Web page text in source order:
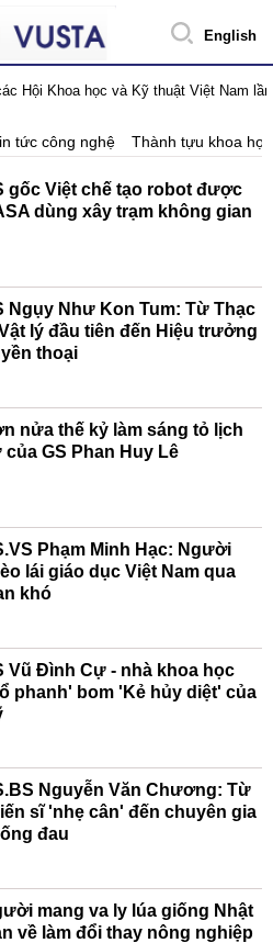
English
Hội Khoa học và Kỹ thuật Việt Nam
tức công nghệ Thành tựu khoa học
gốc Việt chế tạo robot được
dùng xây trạm không gian
Ngụy Như Kon Tum: Từ Thạc
lý đầu tiên đến Hiệu trưởng
thoại
nửa thế kỷ làm sáng tỏ lịch
của GS Phan Huy Lê
Phạm Minh Hạc: Người
lái giáo dục Việt Nam qua
khó
Vũ Đình Cự - nhà khoa học
phanh' bom 'Kẻ hủy diệt' của
Nguyễn Văn Chương: Từ
sĩ 'nhẹ cân' đến chuyên gia
đau
mang va ly lúa giống Nhật
về làm đổi thay nông nghiệp